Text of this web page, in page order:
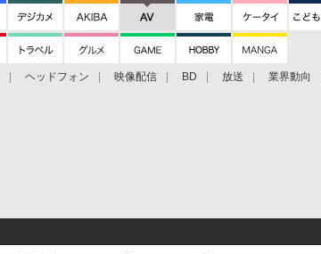
ヘッドフォン 映像配信 BD 放送 業界動向